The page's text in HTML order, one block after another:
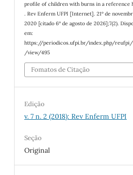
profile of children with burns in a reference
. Rev Enferm UFPI [Internet]. 21º de
2020 [citado 6º de agosto de 2026];7(2).
em:
https://periodicos.ufpi.br/index.php/
/view/495
Fomatos de Citação
Edição
v. 7 n. 2 (2018): Rev Enferm UFPI
Seção
Original